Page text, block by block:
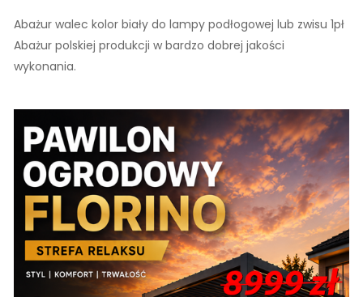
Abażur walec kolor biały do lampy podłogowej lub zwisu 1pł
Abażur polskiej produkcji w bardzo dobrej jakości
wykonania.